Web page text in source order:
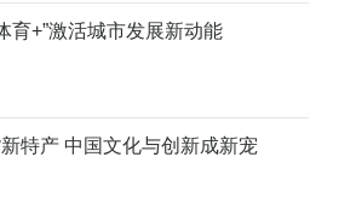
育+”激活城市发展新动能
特产 中国文化与创新成新宠